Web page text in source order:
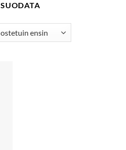
SUODATA